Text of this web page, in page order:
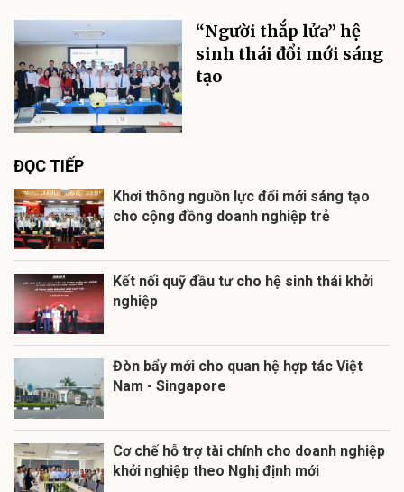
“Người thắp lửa” hệ
sinh thái đổi mới sáng
tạo
ĐỌC TIẾP
Khơi thông nguồn lực đổi mới sáng tạo
cho cộng đồng doanh nghiệp trẻ
Kết nối quỹ đầu tư cho hệ sinh thái khởi
nghiệp
Đòn bẩy mới cho quan hệ hợp tác Việt
Nam - Singapore
Cơ chế hỗ trợ tài chính cho doanh nghiệp
khởi nghiệp theo Nghị định mới